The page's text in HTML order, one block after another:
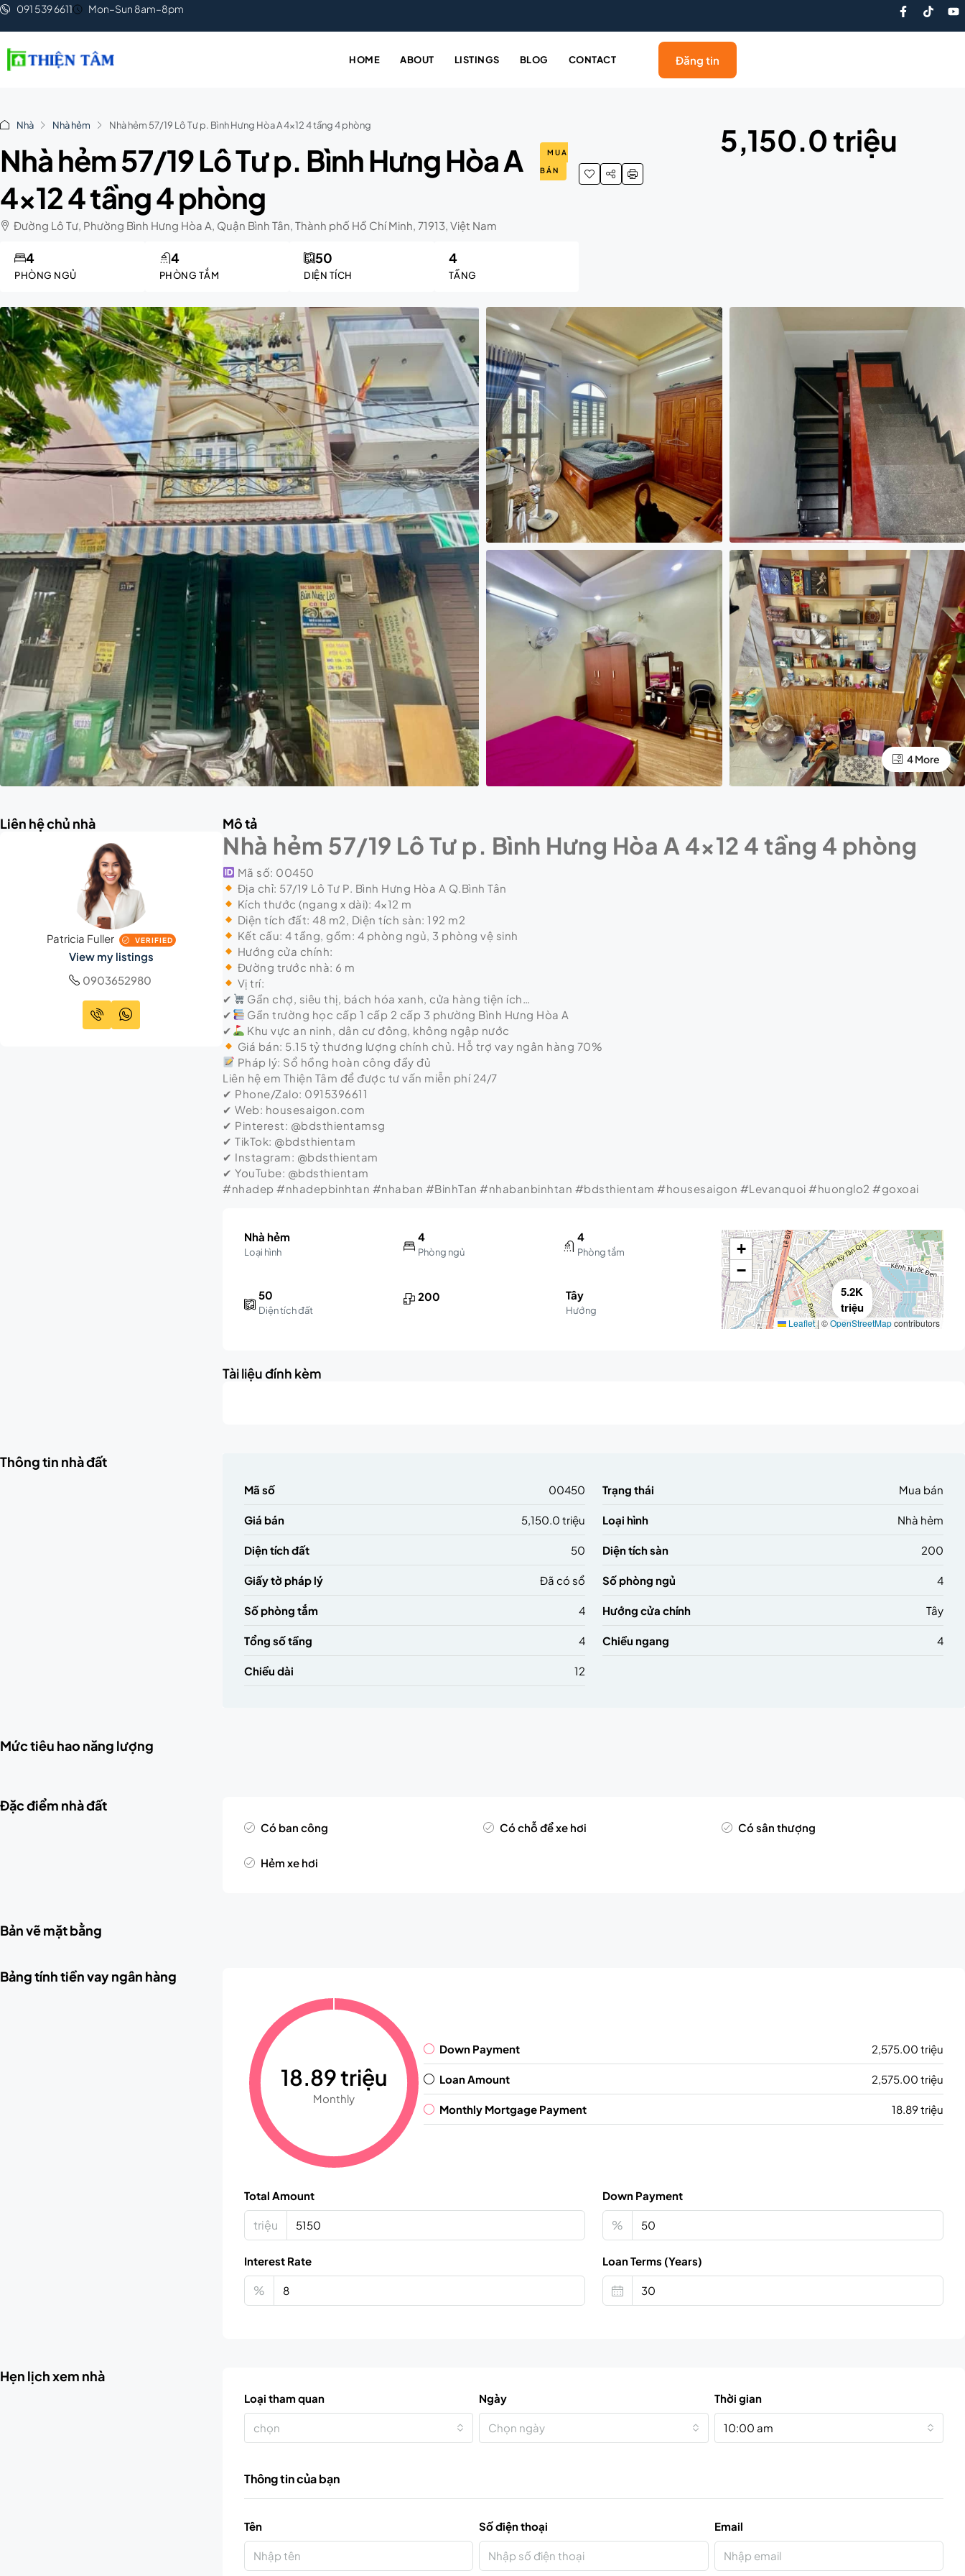
091 539 6611 Mon–Sun 8am–8pm
HOME ABOUT LISTINGS BLOG CONTACT Đăng tin
Nhà Nhà hẻm Nhà hẻm 57/19 Lô Tư p. Bình Hưng Hòa A 4×12 4 tầng 4 phòng
Nhà hẻm 57/19 Lô Tư p. Bình Hưng Hòa A
4×12 4 tầng 4 phòng
MUA
BÁN
Đường Lô Tư, Phường Bình Hưng Hòa A, Quận Bình Tân, Thành phố Hồ Chí Minh, 71913, Việt Nam
PHÒNG NGỦ
4
PHÒNG TẮM
4
DIỆN TÍCH
50
TẦNG
4
5,150.0 triệu
4 More
Liên hệ chủ nhà
Patricia Fuller VERIFIED
View my listings
0903652980
Mô tả
Nhà hẻm 57/19 Lô Tư p. Bình Hưng Hòa A 4×12 4 tầng 4 phòng
Mã số: 00450
Địa chỉ: 57/19 Lô Tư P. Bình Hưng Hòa A Q.Bình Tân
Kích thước (ngang x dài): 4×12 m
Diện tích đất: 48 m2, Diện tích sàn: 192 m2
Kết cấu: 4 tầng, gồm: 4 phòng ngủ, 3 phòng vệ sinh
Hướng cửa chính:
Đường trước nhà: 6 m
Vị trí:
✔
Gần chợ, siêu thị, bách hóa xanh, cửa hàng tiện ích…
✔
Gần trường học cấp 1 cấp 2 cấp 3 phường Bình Hưng Hòa A
✔
Khu vực an ninh, dân cư đông, không ngập nước
Giá bán: 5.15 tỷ thương lượng chính chủ. Hỗ trợ vay ngân hàng 70%
Pháp lý: Sổ hồng hoàn công đầy đủ
Liên hệ em Thiện Tâm để được tư vấn miễn phí 24/7
✔ Phone/Zalo: 0915396611
✔ Web: housesaigon.com
✔ Pinterest: @bdsthientamsg
✔ TikTok: @bdsthientam
✔ Instagram: @bdsthientam
✔ YouTube: @bdsthientam
#nhadep #nhadepbinhtan #nhaban #BinhTan #nhabanbinhtan #bdsthientam #housesaigon #Levanquoi #huonglo2 #goxoai
Nhà hẻm
Loại hình
4
Phòng ngủ
4
Phòng tắm
50
Diện tích đất
200 Tây
Hướng
5.2K
triệu
+
−
Leaflet| ©OpenStreetMapcontributors
Tài liệu đính kèm
Thông tin nhà đất
Mã số 00450 Trạng thái Mua bán
Giá bán 5,150.0 triệu Loại hình Nhà hẻm
Diện tích đất 50 Diện tích sàn 200
Giấy tờ pháp lý Đã có sổ Số phòng ngủ 4
Số phòng tắm 4 Hướng cửa chính Tây
Tổng số tầng 4 Chiều ngang 4
Chiều dài 12
Mức tiêu hao năng lượng
Đặc điểm nhà đất
Có ban công Có chỗ để xe hơi Có sân thượng
Hẻm xe hơi
Bản vẽ mặt bằng
Bảng tính tiền vay ngân hàng
18.89 triệu
Monthly
Down Payment 2,575.00 triệu
Loan Amount 2,575.00 triệu
Monthly Mortgage Payment 18.89 triệu
Total Amount
triệu
Down Payment
%
Interest Rate
%
Loan Terms (Years)
Hẹn lịch xem nhà
Loại tham quan
chọn
Ngày
Chọn ngày
Thời gian
10:00 am
Thông tin của bạn
Tên Số điện thoại Email